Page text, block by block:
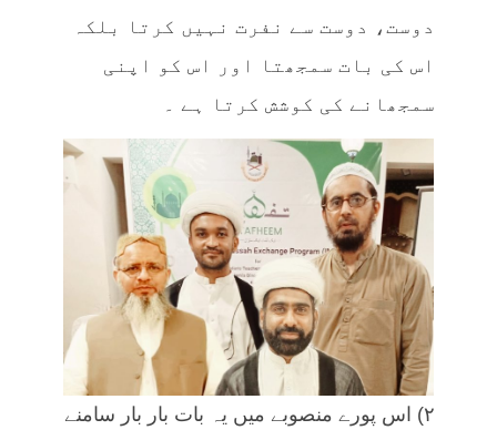
دوست، دوست سے نفرت نہیں کرتا بلکہ
اس کی بات سمجھتا اور اس کو اپنی
سمجھانے کی کوشش کرتا ہے ۔
۲) اس پورے منصوبے میں یہ بات بار بار سامنے